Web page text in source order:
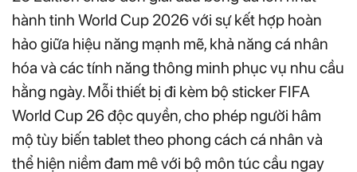
hành tinh World Cup 2026 với sự kết hợp hoàn
hảo giữa hiệu năng mạnh mẽ, khả năng cá nhân
hóa và các tính năng thông minh phục vụ nhu cầu
hằng ngày. Mỗi thiết bị đi kèm bộ sticker FIFA
World Cup 26 độc quyền, cho phép người hâm
mộ tùy biến tablet theo phong cách cá nhân và
thể hiện niềm đam mê với bộ môn túc cầu ngay